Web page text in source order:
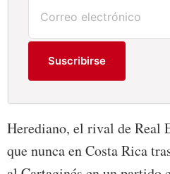
Suscribirse
Herediano, el rival de Real
que nunca en Costa Rica